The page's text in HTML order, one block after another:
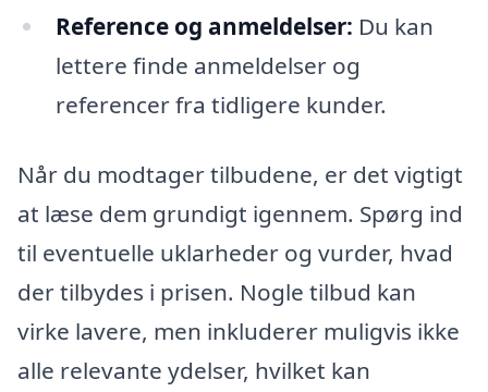
Reference og anmeldelser: Du kan
lettere finde anmeldelser og
referencer fra tidligere kunder.
Når du modtager tilbudene, er det vigtigt
at læse dem grundigt igennem. Spørg ind
til eventuelle uklarheder og vurder, hvad
der tilbydes i prisen. Nogle tilbud kan
virke lavere, men inkluderer muligvis ikke
alle relevante ydelser, hvilket kan